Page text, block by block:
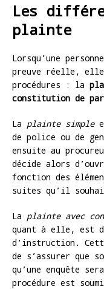
Les
plainte
Lorsqu’une
preuve réelle, elle
procédures : la
constitution de
La plainte simple
de police ou de
ensuite au
décide alors
fonction des
suites qu’il
La plainte avec
quant à elle, est
d’instruction.
de s’assurer que
qu’une enquête
procédure est